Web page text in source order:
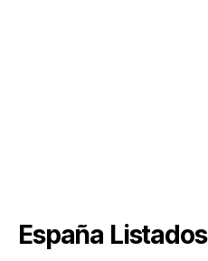
España Listados